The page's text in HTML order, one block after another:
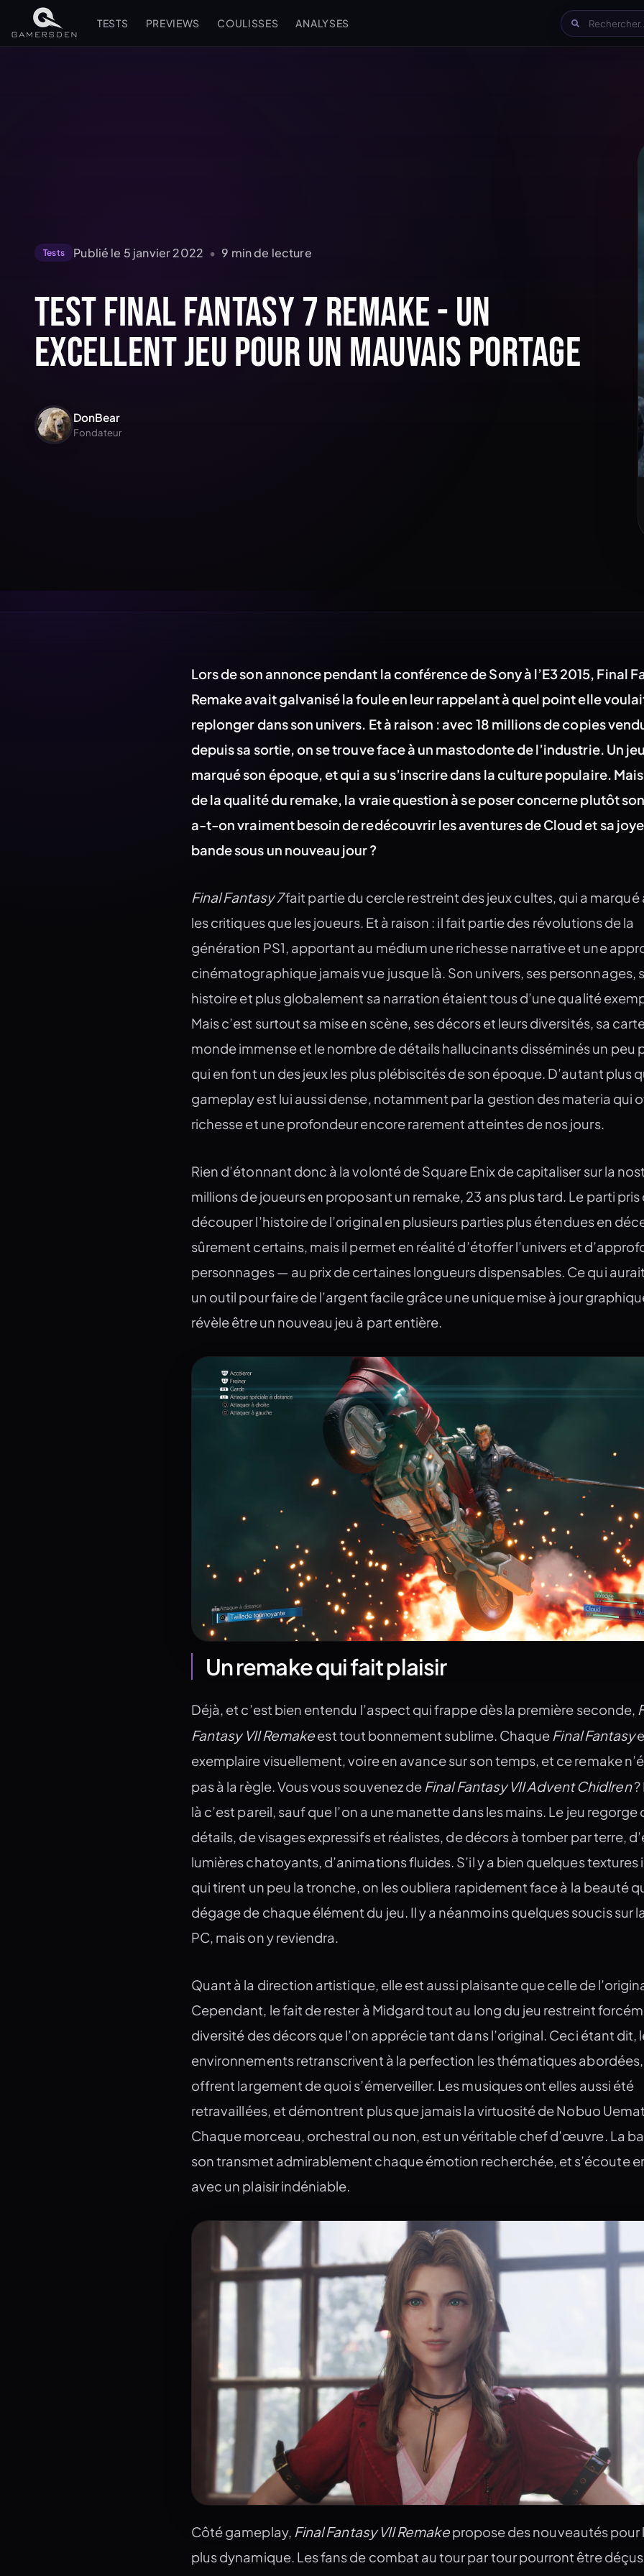
TESTS PREVIEWS COULISSES ANALYSES
Tests Publié le 5 janvier 2022 • 9 min de lecture
Test Final Fantasy 7 Remake - Un
excellent jeu pour un mauvais portage
DonBear
Fondateur
Lors de son annonce pendant la conférence de Sony à l’E3 2015, Final
Remake avait galvanisé la foule en leur rappelant à quel point elle
replonger dans son univers. Et à raison : avec 18 millions de copies
depuis sa sortie, on se trouve face à un mastodonte de l’industrie. Un
marqué son époque, et qui a su s’inscrire dans la culture populaire.
de la qualité du remake, la vraie question à se poser concerne plutôt
a-t-on vraiment besoin de redécouvrir les aventures de Cloud et sa
bande sous un nouveau jour ?
Final Fantasy 7fait partie du cercle restreint des jeux cultes, qui a
les critiques que les joueurs. Et à raison : il fait partie des révolutions de la
génération PS1, apportant au médium une richesse narrative et une
cinématographique jamais vue jusque là. Son univers, ses personnages,
histoire et plus globalement sa narration étaient tous d’une qualité
Mais c’est surtout sa mise en scène, ses décors et leurs diversités, sa
monde immense et le nombre de détails hallucinants disséminés un peu
qui en font un des jeux les plus plébiscités de son époque. D’autant plus
gameplay est lui aussi dense, notamment par la gestion des materia qui
richesse et une profondeur encore rarement atteintes de nos jours.
Rien d’étonnant donc à la volonté de Square Enix de capitaliser sur la
millions de joueurs en proposant un remake, 23 ans plus tard. Le parti pris
découper l’histoire de l’original en plusieurs parties plus étendues en
sûrement certains, mais il permet en réalité d’étoffer l’univers et
personnages — au prix de certaines longueurs dispensables. Ce qui
un outil pour faire de l’argent facile grâce une unique mise à jour
révèle être un nouveau jeu à part entière.
Un remake qui fait plaisir
Déjà, et c’est bien entendu l’aspect qui frappe dès la première seconde,
Fantasy VII Remakeest tout bonnement sublime. Chaque Final Fantasy
exemplaire visuellement, voire en avance sur son temps, et ce remake
pas à la règle. Vous vous souvenez de Final Fantasy VII Advent Chidlren?
là c’est pareil, sauf que l’on a une manette dans les mains. Le jeu regorge
détails, de visages expressifs et réalistes, de décors à tomber par terre,
lumières chatoyants, d’animations fluides. S’il y a bien quelques textures
qui tirent un peu la tronche, on les oubliera rapidement face à la beauté
dégage de chaque élément du jeu. Il y a néanmoins quelques soucis sur
PC, mais on y reviendra.
Quant à la direction artistique, elle est aussi plaisante que celle de
Cependant, le fait de rester à Midgard tout au long du jeu restreint
diversité des décors que l’on apprécie tant dans l’original. Ceci étant dit,
environnements retranscrivent à la perfection les thématiques
offrent largement de quoi s’émerveiller. Les musiques ont elles aussi été
retravaillées, et démontrent plus que jamais la virtuosité de Nobuo
Chaque morceau, orchestral ou non, est un véritable chef d’œuvre. La
son transmet admirablement chaque émotion recherchée, et s’écoute
avec un plaisir indéniable.
Côté gameplay, Final Fantasy VII Remakepropose des nouveautés pour
plus dynamique. Les fans de combat au tour par tour pourront être